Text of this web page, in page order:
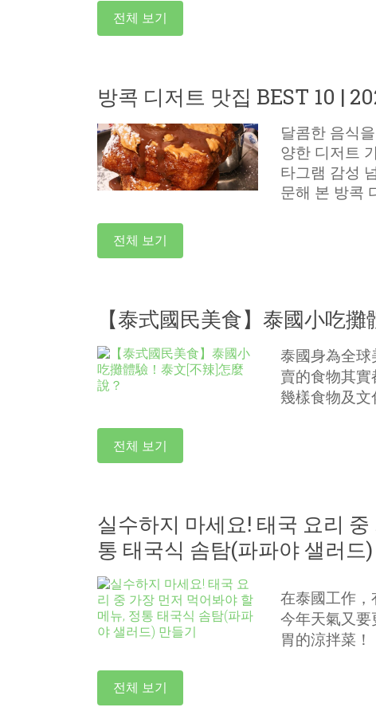
전체 보기
방콕 디저트 맛집 BEST 10 |
달콤한 음식
양한 디저트
타그램 감성
문해 본 방콕
전체 보기
【泰式國民美食】泰國小吃
泰國身為全
賣的食物其
幾樣食物及文
전체 보기
실수하지 마세요! 태국 요리
통 태국식 솜탐(파파야 샐러드
在泰國工作，
今年天氣又
胃的涼拌菜！
전체 보기